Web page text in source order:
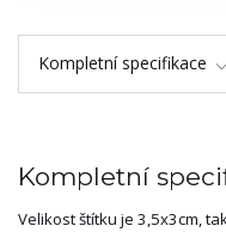
Kompletní specifikace
Kompletní
Velikost štítku je 3,5x3cm,